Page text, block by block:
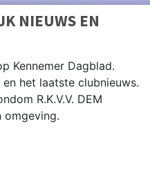
NIEUWS EN
Kennemer Dagblad.
het laatste clubnieuws.
R.K.V.V. DEM
omgeving.